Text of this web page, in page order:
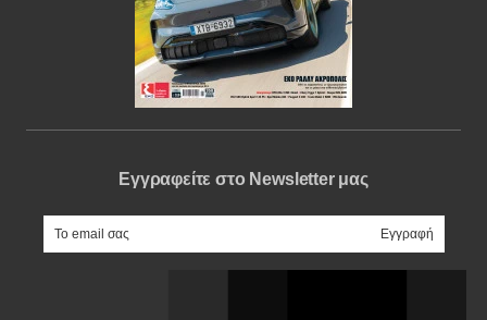
Εγγραφείτε στο Newsletter μας
e-mail